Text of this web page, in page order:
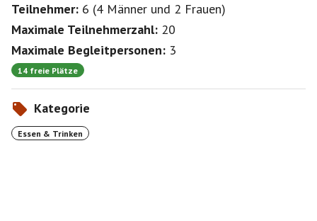
Teilnehmer: 6 (4 Männer und 2 Frauen)
Maximale Teilnehmerzahl: 20
Maximale Begleitpersonen: 3
14 freie Plätze
Kategorie
Essen & Trinken